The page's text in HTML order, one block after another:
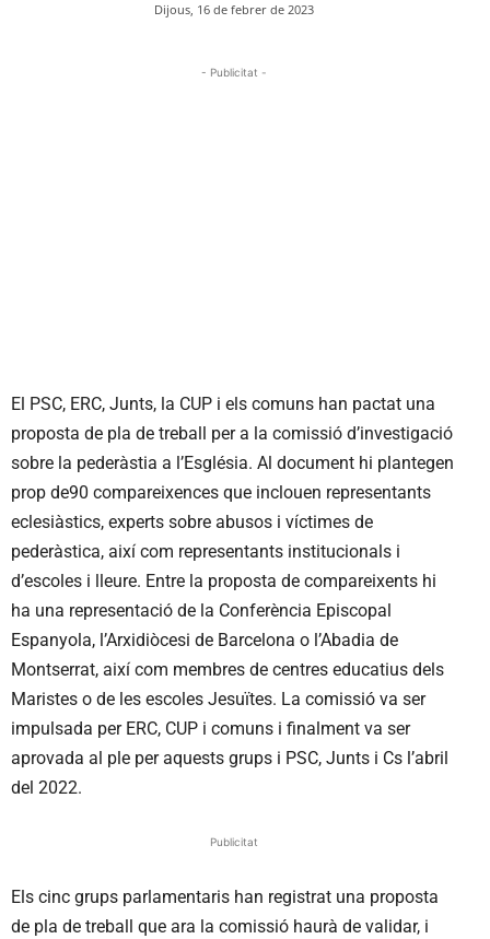
Dijous, 16 de febrer de 2023
- Publicitat -
El PSC, ERC, Junts, la CUP i els comuns han pactat una
proposta de pla de treball per a la comissió d’investigació
sobre la pederàstia a l’Església. Al document hi plantegen
prop de90 compareixences que inclouen representants
eclesiàstics, experts sobre abusos i víctimes de
pederàstica, així com representants institucionals i
d’escoles i lleure. Entre la proposta de compareixents hi
ha una representació de la Conferència Episcopal
Espanyola, l’Arxidiòcesi de Barcelona o l’Abadia de
Montserrat, així com membres de centres educatius dels
Maristes o de les escoles Jesuïtes. La comissió va ser
impulsada per ERC, CUP i comuns i finalment va ser
aprovada al ple per aquests grups i PSC, Junts i Cs l’abril
del 2022.
Publicitat
Els cinc grups parlamentaris han registrat una proposta
de pla de treball que ara la comissió haurà de validar, i